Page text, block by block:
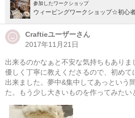
参加したワークショップ
ウィービングワークショップ☆初心
Craftieユーザーさん
2017年11月21日
出来るのかなぁと不安な気持ちもあり
優しく丁寧に教えくださるので、初め
出来ました。夢中&集中してあっという
た。もう少し大きいものを作ってみたい